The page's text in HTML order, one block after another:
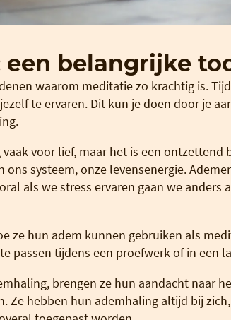
belangrijke
waarom meditatie zo krachtig is.
te ervaren. Dit kun je doen door je
voor lief, maar het is een ontzettend
ons systeem, onze levensenergie.
als we stress ervaren gaan we anders
ze hun adem kunnen gebruiken als
passen tijdens een proefwerk of in een
brengen ze hun aandacht naar
Ze hebben hun ademhaling altijd bij